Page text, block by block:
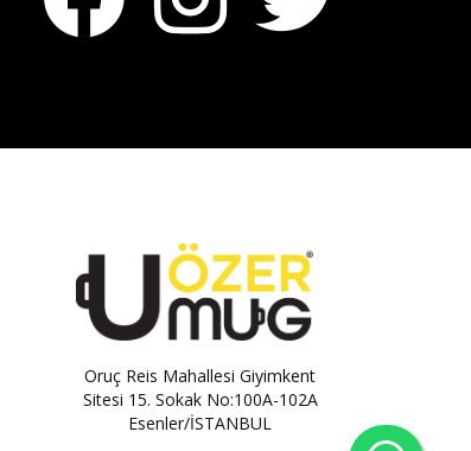
Oruç Reis Mahallesi Giyimkent
Sitesi 15. Sokak No:100A-102A
Esenler/İSTANBUL